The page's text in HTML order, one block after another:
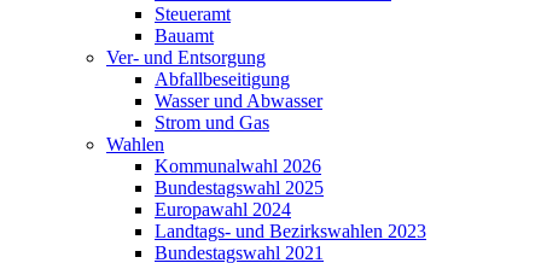
Steueramt
Bauamt
Ver- und Entsorgung
Abfallbeseitigung
Wasser und Abwasser
Strom und Gas
Wahlen
Kommunalwahl 2026
Bundestagswahl 2025
Europawahl 2024
Landtags- und Bezirkswahlen 2023
Bundestagswahl 2021